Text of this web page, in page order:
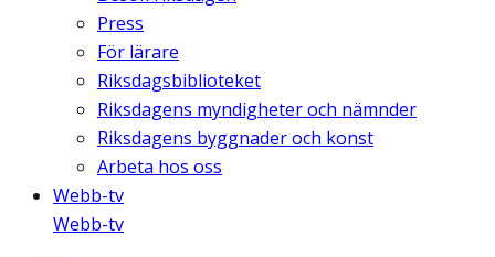
Press
För lärare
Riksdagsbiblioteket
Riksdagens myndigheter och nämnder
Riksdagens byggnader och konst
Arbeta hos oss
Webb-tv
Webb-tv